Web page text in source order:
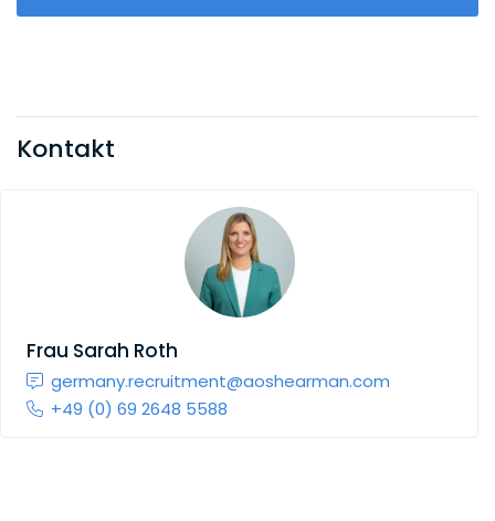
Kontakt
Frau Sarah Roth
germany.recruitment@aoshearman.com
+49 (0) 69 2648 5588